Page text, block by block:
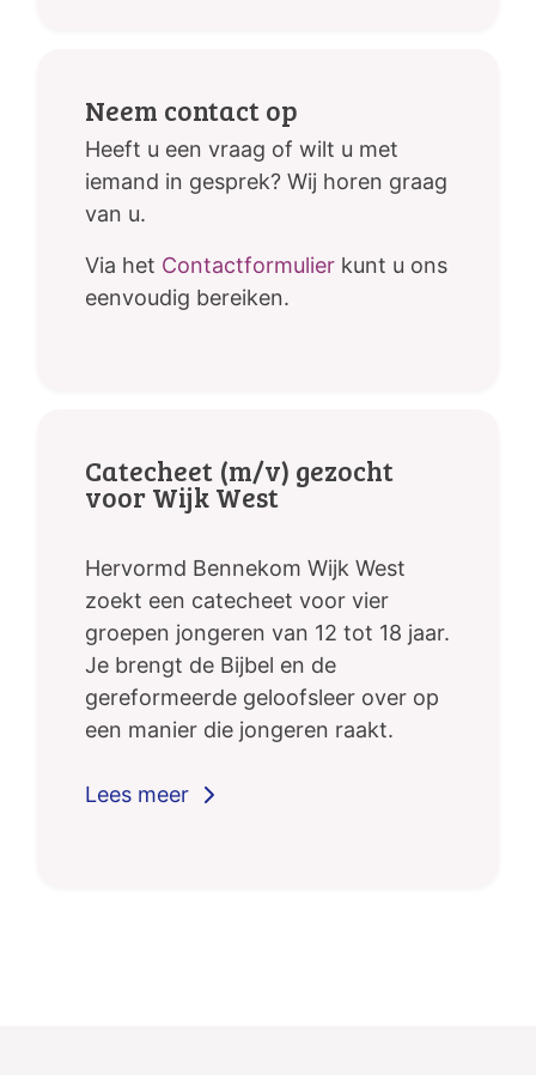
Neem contact op
Heeft u een vraag of wilt u met
iemand in gesprek? Wij horen graag
van u.
Via het Contactformulier kunt u ons
eenvoudig bereiken.
Catecheet (m/v) gezocht
voor Wijk West
Hervormd Bennekom Wijk West
zoekt een catecheet voor vier
groepen jongeren van 12 tot 18 jaar.
Je brengt de Bijbel en de
gereformeerde geloofsleer over op
een manier die jongeren raakt.